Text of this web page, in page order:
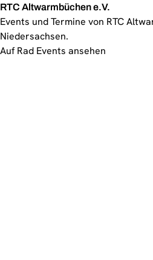
RTC Altwarmbüchen e.V.
Events und Termine von RTC
Niedersachsen.
Auf Rad Events ansehen